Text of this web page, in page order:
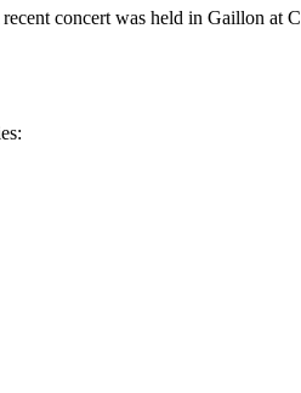
concert was held in Gaillon